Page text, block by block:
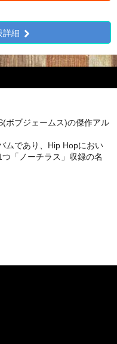
詳細
ボブジェームス)の傑作アル
ムであり、Hip Hopにおい
「ノーチラス」収録の名